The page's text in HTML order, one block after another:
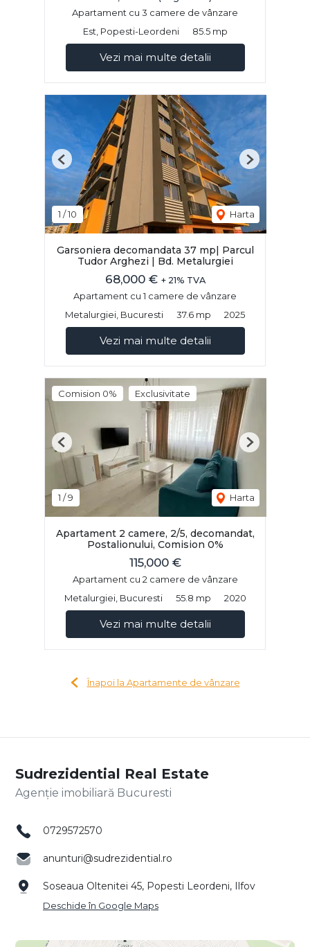
Apartament cu 3 camere de vânzare
Est, Popesti-Leordeni
85.5 mp
Vezi mai multe detalii
1 /10 Harta
Previous Next
Garsoniera decomandata 37 mp| Parcul
Tudor Arghezi | Bd. Metalurgiei
68,000 € + 21% TVA
Apartament cu 1 camere de vânzare
Metalurgiei, Bucuresti
37.6 mp 2025
Vezi mai multe detalii
Comision 0% Exclusivitate
1 /9 Harta
Previous Next
Apartament 2 camere, 2/5, decomandat,
Postalionului, Comision 0%
115,000 €
Apartament cu 2 camere de vânzare
Metalurgiei, Bucuresti
55.8 mp 2020
Vezi mai multe detalii
Înapoi la Apartamente de vânzare
Sudrezidential Real Estate
Agenție imobiliară Bucuresti
0729572570
anunturi@sudrezidential.ro
Soseaua Oltenitei 45, Popesti Leordeni, Ilfov
Deschide în Google Maps